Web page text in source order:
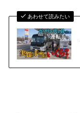
あわせて読みたい